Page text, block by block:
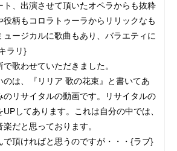
ト、出演させて頂いたオペラからも抜粋
役柄もコロラトゥーラからリリックなも
ュージカルに歌曲もあり、バラエティに
ラリ}
歌わせていただきました。
のは、『リリア 歌の花束』と書いてあ
のリサイタルの動画です。リサイタルの
してあります。これは自分の中では、
だと思っております。
で頂ければと思うのですが・・・{ラブ}